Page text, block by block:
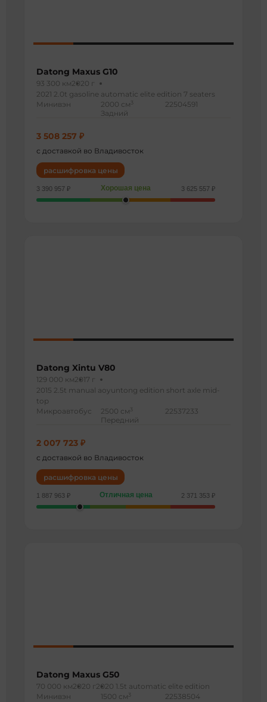
Datong Maxus G10
93 300 км2020 г
2021 2.0t gasoline automatic elite edition 7 seaters
Минивэн
2000 см 3
Задний
22504591
3 508 257 ₽
с доставкой во Владивосток
расшифровка цены
3 390 957 ₽ Хорошая цена 3 625 557 ₽
Datong Xintu V80
129 000 км2017 г
2015 2.5t manual aoyuntong edition short axle mid-
top
Микроавтобус
2500 см 3
Передний
22537233
2 007 723 ₽
с доставкой во Владивосток
расшифровка цены
1 887 963 ₽ Отличная цена 2 371 353 ₽
Datong Maxus G50
70 000 км2020 г 2020 1.5t automatic elite edition
Минивэн
1500 см 3 22538504